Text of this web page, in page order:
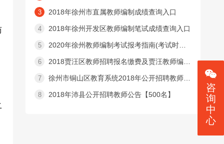
3 2018年徐州市直属教师编制成绩查询入口
4 2018年徐州开发区教师编制笔试成绩查询入口
5 2020年徐州教师编制考试报考指南(考试时间内容 )
6 2018贾汪区教师招聘报名缴费及贾汪教师编制准考证打印入口
7 徐州市铜山区教育系统2018年公开招聘教师公告【525名】
8 2018年沛县公开招聘教师公告【500名】
咨
询
中
心